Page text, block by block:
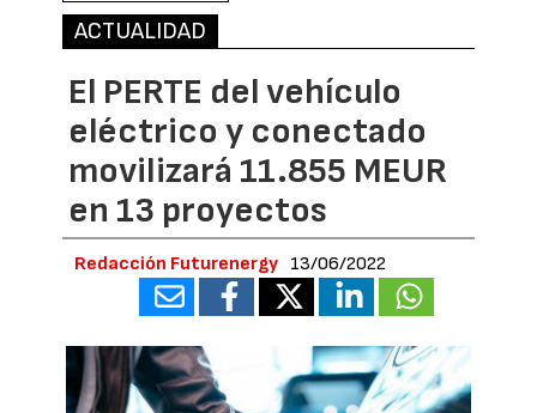
ACTUALIDAD
El PERTE del vehículo
eléctrico y conectado
movilizará 11.855 MEUR
en 13 proyectos
Redacción Futurenergy 13/06/2022